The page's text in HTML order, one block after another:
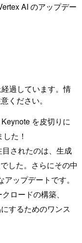
AI のアップデー
過しています。情
ください。
を皮切りに
た！
されたのは、生成
した。さらにその中
ップデートです。
ロードの構築、
するためのワンス